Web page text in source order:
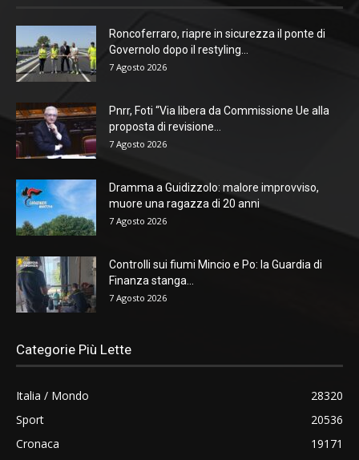
Roncoferraro, riapre in sicurezza il ponte di
Governolo dopo il restyling...
7 Agosto 2026
Pnrr, Foti “Via libera da Commissione Ue alla
proposta di revisione...
7 Agosto 2026
Dramma a Guidizzolo: malore improvviso,
muore una ragazza di 20 anni
7 Agosto 2026
Controlli sui fiumi Mincio e Po: la Guardia di
Finanza stanga...
7 Agosto 2026
Categorie Più Lette
Italia / Mondo
28320
Sport
20536
Cronaca
19171